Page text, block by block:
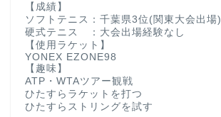
【成績】
ソフトテニス：千葉県3位(関東大会出場)
硬式テニス ：大会出場経験なし
【使用ラケット】
YONEX EZONE98
【趣味】
ATP・WTAツアー観戦
ひたすらラケットを打つ
ひたすらストリングを試す